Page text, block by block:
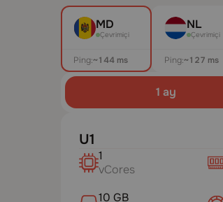
MD
Çevrimiçi
Ping:~144 ms
NL
Çevrimiçi
Ping:~127 ms
1 ay
U1
1
vCores
10 GB